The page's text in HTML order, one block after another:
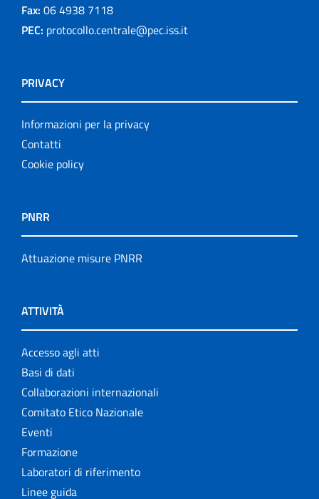
Fax: 06 4938 7118
PEC: protocollo.centrale@pec.iss.it
PRIVACY
Informazioni per la privacy
Contatti
Cookie policy
PNRR
Attuazione misure PNRR
ATTIVITÀ
Accesso agli atti
Basi di dati
Collaborazioni internazionali
Comitato Etico Nazionale
Eventi
Formazione
Laboratori di riferimento
Linee guida